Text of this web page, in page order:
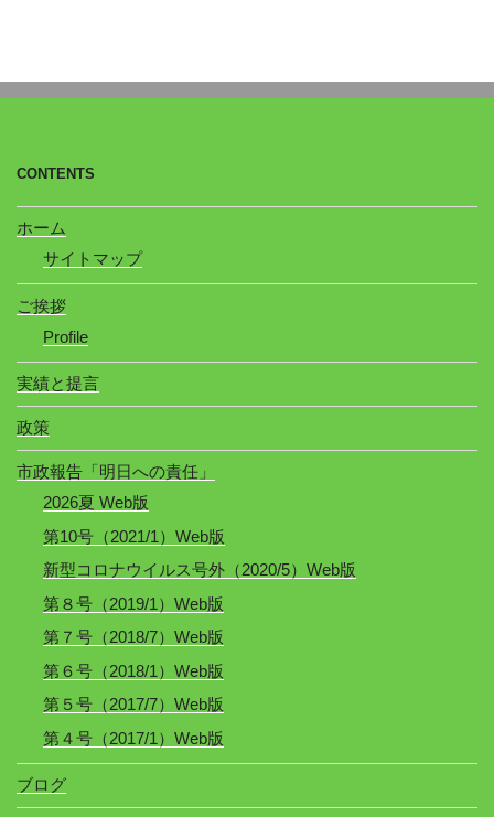
CONTENTS
ホーム
サイトマップ
ご挨拶
Profile
実績と提言
政策
市政報告「明日への責任」
2026夏 Web版
第10号（2021/1）Web版
新型コロナウイルス号外（2020/5）Web版
第８号（2019/1）Web版
第７号（2018/7）Web版
第６号（2018/1）Web版
第５号（2017/7）Web版
第４号（2017/1）Web版
ブログ